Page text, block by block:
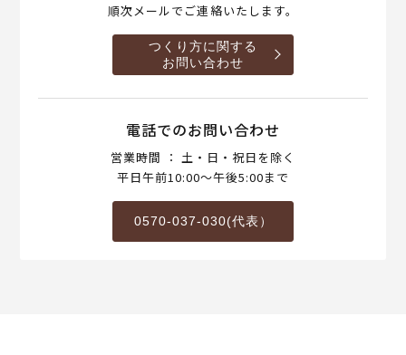
順次メールでご連絡いたします。
つくり方に関する
お問い合わせ
電話でのお問い合わせ
営業時間 ： 土・日・祝日を除く
平日午前10:00～午後5:00まで
0570-037-030(代表）